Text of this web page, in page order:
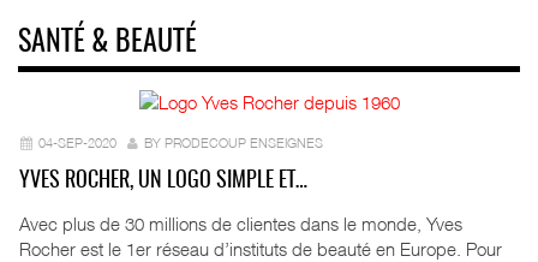
SANTÉ & BEAUTÉ
04-SEP-2020 BY PRODECOUP ENSEIGNES
YVES ROCHER, UN LOGO SIMPLE ET…
Avec plus de 30 millions de clientes dans le monde, Yves
Rocher est le 1er réseau d’instituts de beauté en Europe. Pour